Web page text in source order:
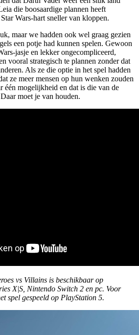
die boosaardige plannen heeft
Wars-hart sneller van kloppen.
maar we hadden ook wel graag gezien
een potje had kunnen spelen. Gewoon
jasje en lekker ongecompliceerd,
vooral strategisch te plannen zonder dat
Als ze die optie in het spel hadden
ze meer mensen op hun wenken zouden
één mogelijkheid en dat is die van de
moet je van houden.
vs Villains is beschikbaar op
X|S, Nintendo Switch 2 en pc. Voor
spel gespeeld op PlayStation 5.